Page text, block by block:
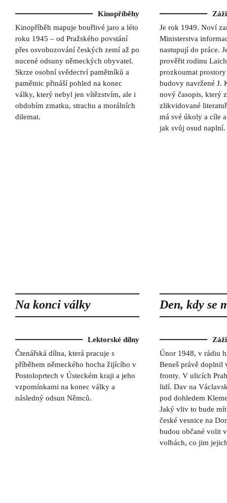
Kinopříběhy
Kinopříběh mapuje bouřlivé jaro a léto
roku 1945 – od Pražského povstání
přes osvobozování českých zemí až po
nucené odsuny německých obyvatel.
Skrze osobní svědectví pamětníků a
pamětnic přináší pohled na konec
války, který nebyl jen vítězstvím, ale i
obdobím zmatku, strachu a morálních
dilemat.
Je rok 1949. Noví
Ministerstva
nastupují do práce.
prověřit rodinu
prozkoumat
budovy navržené J.
nový časopis, který
zlikvidované
má své úkoly a cíle
jak svůj osud naplní.
Na konci války
Lektorské dílny
Čtenářská dílna, která pracuje s
příběhem německého hocha žijícího v
Postoloprtech v Ústeckém kraji a jeho
vzpomínkami na konec války a
následný odsun Němců.
Den, kdy se
Únor 1948, v rádiu
Beneš právě doplnil
fronty. V ulicích
lidí. Dav na
pod dohledem
Jaký vliv to bude
české vesnice na
budou občané volit
volbách, co jim